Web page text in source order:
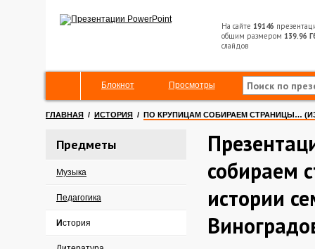
На сайте 19146
общим размером 139.96
слайдов
Блокнот Просмотры
ГЛАВНАЯ / ИСТОРИЯ / ПО КРУПИЦАМ СОБИРАЕМ СТРАНИЦЫ…
Предметы
Музыка
Педагогика
История
собираем
истории